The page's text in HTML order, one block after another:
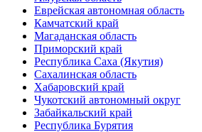
Еврейская автономная область
Камчатский край
Магаданская область
Приморский край
Республика Саха (Якутия)
Сахалинская область
Хабаровский край
Чукотский автономный округ
Забайкальский край
Республика Бурятия